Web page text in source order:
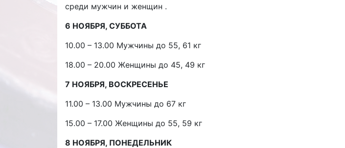
среди мужчин и женщин .
6 НОЯБРЯ, СУББОТА
10.00 – 13.00 Мужчины до 55, 61 кг
18.00 – 20.00 Женщины до 45, 49 кг
7 НОЯБРЯ, ВОСКРЕСЕНЬЕ
11.00 – 13.00 Мужчины до 67 кг
15.00 – 17.00 Женщины до 55, 59 кг
8 НОЯБРЯ, ПОНЕДЕЛЬНИК